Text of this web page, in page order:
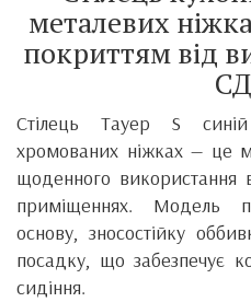
металевих
покриттям від
Стілець Тауер S
хромованих ніжках — це
щоденного використання
приміщеннях. Модель
основу, зносостійку
посадку, що забезпечує
сидіння.